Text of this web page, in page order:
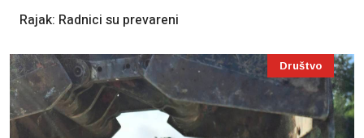
Rajak: Radnici su prevareni
Društvo